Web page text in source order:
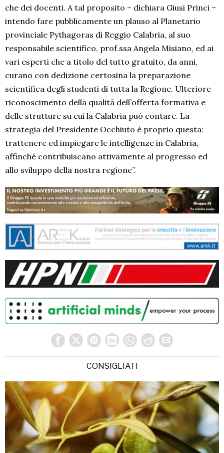
che dei docenti. A tal proposito – dichiara Giusi Princi –
intendo fare pubblicamente un plauso al Planetario
provinciale Pythagoras di Reggio Calabria, al suo
responsabile scientifico, prof.ssa Angela Misiano, ed ai
vari esperti che a titolo del tutto gratuito, da anni,
curano con dedizione certosina la preparazione
scientifica degli studenti di tutta la Regione. Ulteriore
riconoscimento della qualità dell’offerta formativa e
delle strutture su cui la Calabria può contare. La
strategia del Presidente Occhiuto è proprio questa:
trattenere ed impiegare le intelligenze in Calabria,
affinché contribuiscano attivamente al progresso ed
allo sviluppo della nostra regione”.
CONSIGLIATI